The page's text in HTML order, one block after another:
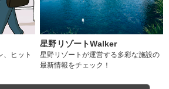
、ヒット
星野リゾートWalker
星野リゾートが運営する多彩な施設の
最新情報をチェック！